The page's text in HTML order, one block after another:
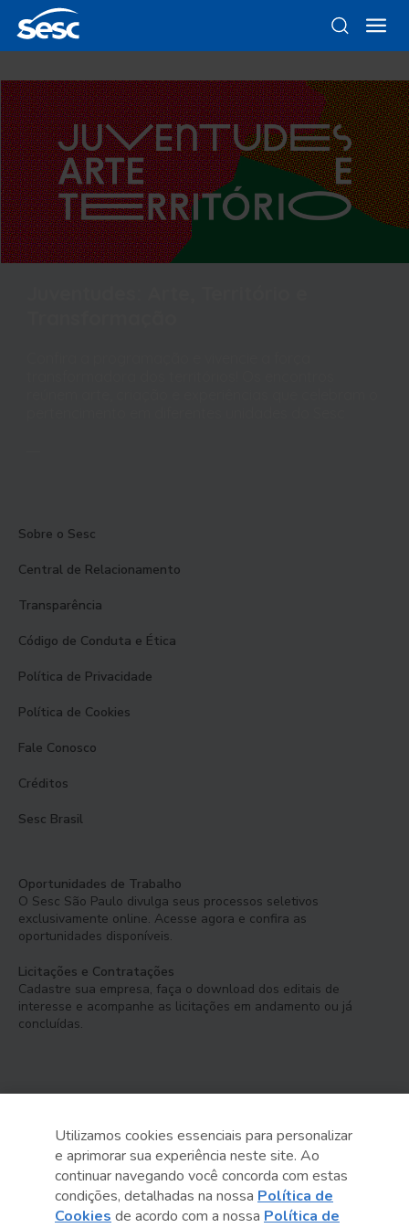
Sobre o Sesc
Central de Relacionamento
Transparência
Código de Conduta e Ética
Política de Privacidade
Política de Cookies
Fale Conosco
Créditos
Sesc Brasil
Oportunidades de Trabalho
O Sesc São Paulo divulga seus processos seletivos
exclusivamente online. Acesse agora e confira as
oportunidades disponíveis.
Licitações e Contratações
Cadastre sua empresa, faça o download dos editais de
interesse e acompanhe as licitações em andamento ou já
concluídas.
Serviço Social do Comércio
Administração Regional no Estado de São Paulo
Utilizamos cookies essenciais para personalizar
e aprimorar sua experiência neste site. Ao
continuar navegando você concorda com estas
condições, detalhadas na nossa Política de
Cookies de acordo com a nossa Política de